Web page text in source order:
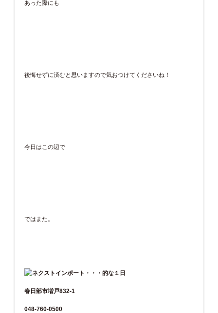
あった際にも
後悔せずに済むと思いますので気おつけてくださいね！
今日はこの辺で
ではまた。
春日部市増戸832-1
048-760-0500